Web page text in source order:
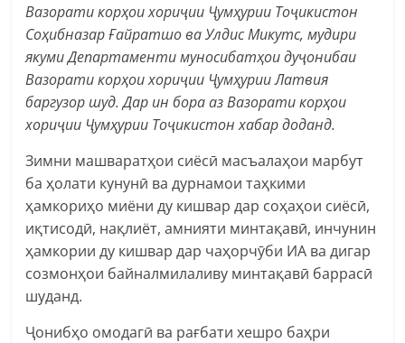
Вазорати корҳои хориҷии Ҷумҳурии Тоҷикистон
Соҳибназар Ғайратшо ва Улдис Микутс, мудири
якуми Департаменти муносибатҳои дуҷонибаи
Вазорати корҳои хориҷии Ҷумҳурии Латвия
баргузор шуд. Дар ин бора аз Вазорати корҳои
хориҷии Ҷумҳурии Тоҷикистон хабар доданд.
Зимни машваратҳои сиёсӣ масъалаҳои марбут
ба ҳолати кунунӣ ва дурнамои таҳкими
ҳамкориҳо миёни ду кишвар дар соҳаҳои сиёсӣ,
иқтисодӣ, нақлиёт, амнияти минтақавӣ, инчунин
ҳамкории ду кишвар дар чаҳорчӯби ИА ва дигар
созмонҳои байналмилаливу минтақавӣ баррасӣ
шуданд.
Ҷонибҳо омодагӣ ва рағбати хешро баҳри